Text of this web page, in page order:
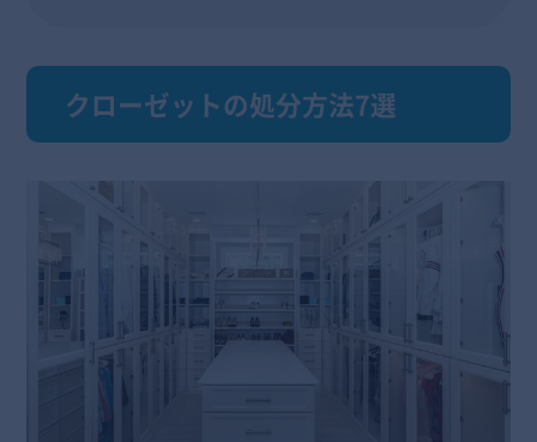
クローゼットの処分方法7選